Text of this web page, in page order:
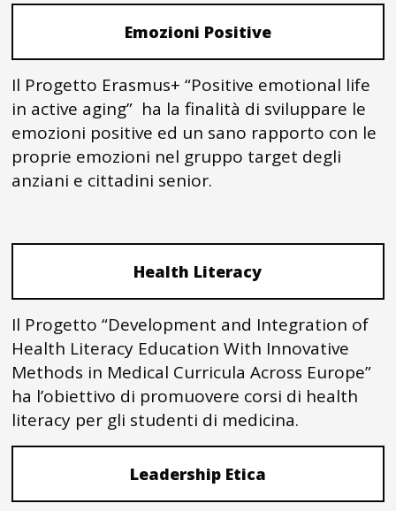
Emozioni Positive
Il Progetto Erasmus+ “Positive emotional life
in active aging” ha la finalità di sviluppare le
emozioni positive ed un sano rapporto con le
proprie emozioni nel gruppo target degli
anziani e cittadini senior.
Health Literacy
Il Progetto “Development and Integration of
Health Literacy Education With Innovative
Methods in Medical Curricula Across Europe”
ha l’obiettivo di promuovere corsi di health
literacy per gli studenti di medicina.
Leadership Etica